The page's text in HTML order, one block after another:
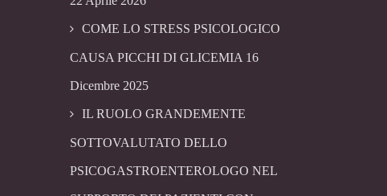
COME LO STRESS PSICOLOGICO
CAUSA PICCHI DI GLICEMIA 16
Dicembre 2025
IL RUOLO GRANDEMENTE
SOTTOVALUTATO DELLO
PSICOGASTROENTEROLOGO NEL